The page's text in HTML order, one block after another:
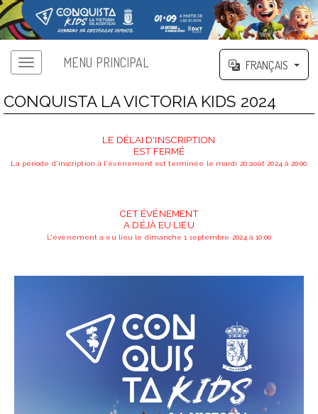
MENU PRINCIPAL FRANÇAIS
CONQUISTA LA VICTORIA KIDS 2024
LE DÉLAI D'INSCRIPTION
EST FERMÉ
La période d'inscription à l'événement est terminée le mardi 20 août 2024 à 20:00
CET ÉVÉNEMENT
A DÉJÀ EU LIEU
L'événement a eu lieu le dimanche 1 septembre 2024 à 10:00